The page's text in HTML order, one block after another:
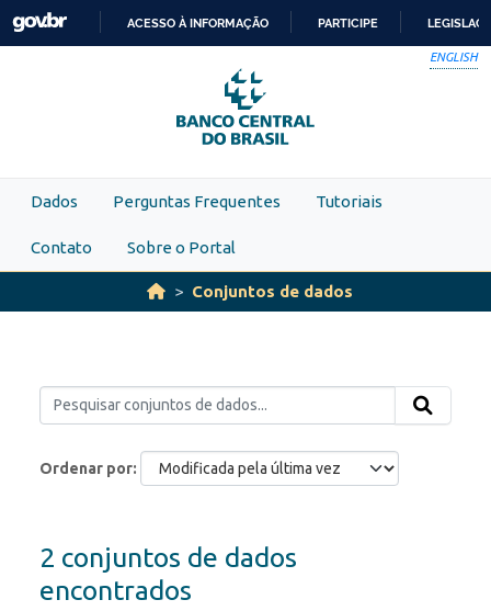
Skip to main content
PARA
O
CONTEÚDO
ACESSO À INFORMAÇÃO PARTICIPE
ENGLISH
Dados Perguntas Frequentes Tutoriais
Contato Sobre o Portal
Conjuntos de dados
Ordenar por
2 conjuntos de dados
encontrados